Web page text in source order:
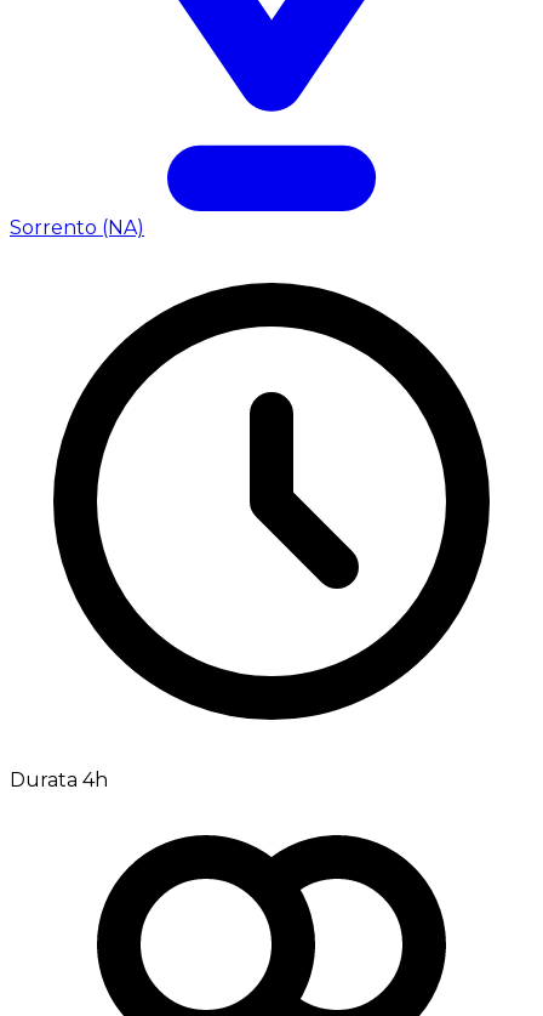
Sorrento (NA)
Durata 4h